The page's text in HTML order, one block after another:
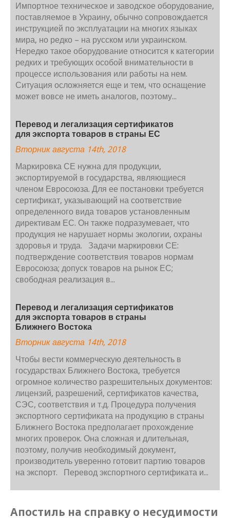
Импортное техническое и заводское оборудование,
поставляемое в Украину, обычно сопровождается
инструкцией по эксплуатации на многих языках
мира, но редко – на русском или украинском.
Нередко такое оборудование относится к категории
редких и требующих особой внимательности в
процессе использования или работы на нем.
Ситуация осложняется еще и тем, что оснащение
может вовсе не иметь аналогов, поэтому...
Перевод и легализация сертификатов
для экспорта товаров в страны ЕС
Вторник августа 14th, 2018
Маркировка СЕ нужна для продукции,
экспортируемой в государства, являющиеся
членом Евросоюза. Для ее постановки требуется
сертификат, указывающий на соответствие
определенного вида товаров установленным
директивам ЕС. Он также подразумевает, что
продукция не нарушает нормы экологии, охраны
здоровья и труда. Задачи маркировки СЕ:
подтверждение соответствия товаров нормам
Евросоюза; допуск товаров на рынок ЕС;
свободная реализация в...
Перевод и легализация сертификатов
для экспорта товаров в страны
Ближнего Востока
Вторник августа 14th, 2018
Чтобы вести коммерческую деятельность в
государствах Ближнего Востока, требуется
огромное количество разрешительных документов:
лицензий, разрешений, сертификатов качества,
СЭС, соответствия и т.д. Процедура получения
экспортного сертификата на продукцию в страны
Ближнего Востока предполагает прохождение
многих проверок. Она сложная и длительная,
поэтому, получив необходимый документ,
производитель уверенно готовит партию товаров
на экспорт. Перевод экспортного сертификата и...
Апостиль на справку о несудимости